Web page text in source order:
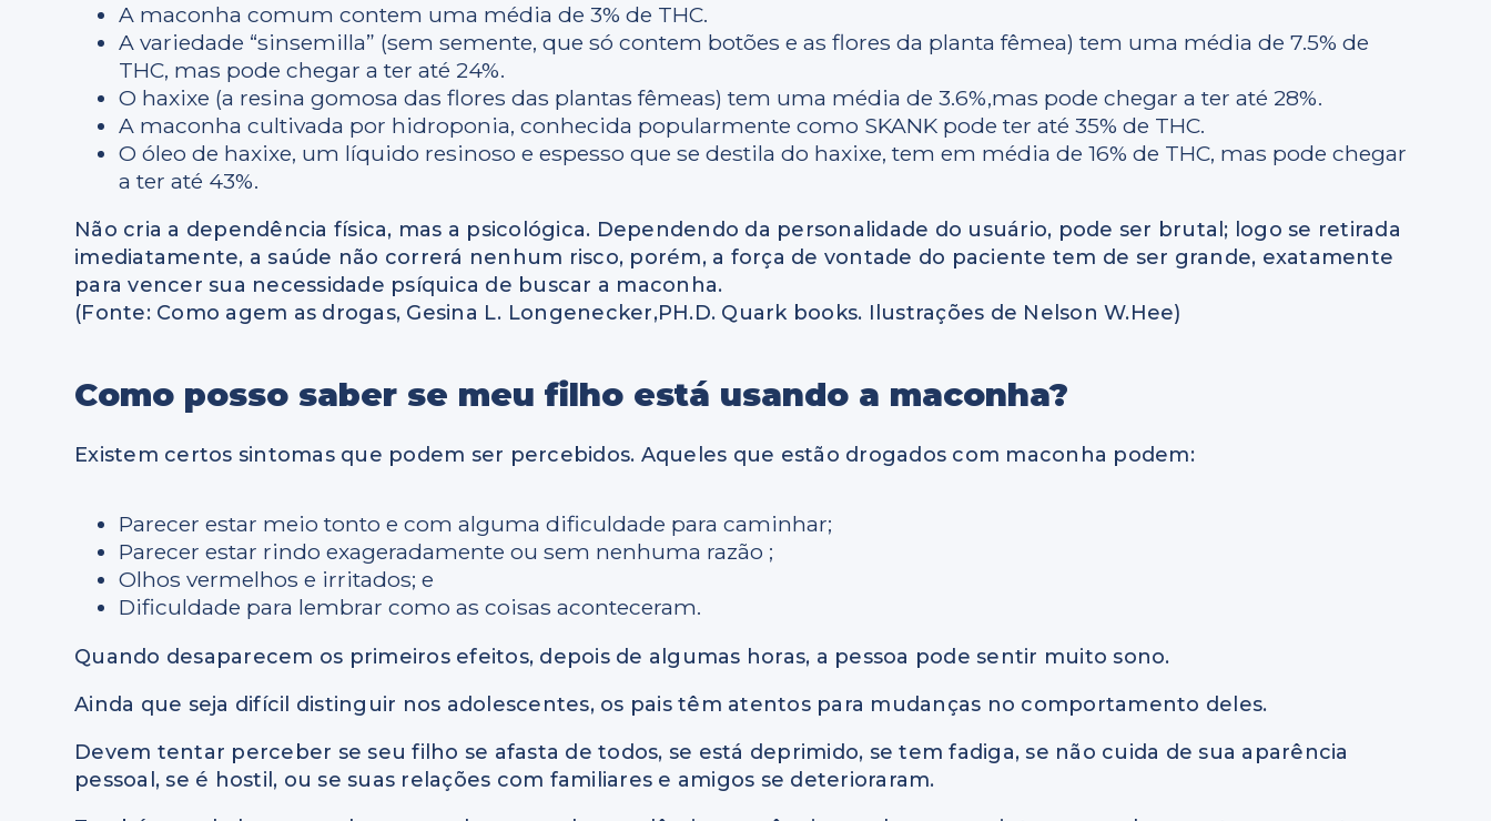
A maconha comum contem uma média de 3% de THC.
A variedade “sinsemilla” (sem semente, que só contem botões e as flores da planta fêmea) tem uma média de 7.5% de
THC, mas pode chegar a ter até 24%.
O haxixe (a resina gomosa das flores das plantas fêmeas) tem uma média de 3.6%,mas pode chegar a ter até 28%.
A maconha cultivada por hidroponia, conhecida popularmente como SKANK pode ter até 35% de THC.
O óleo de haxixe, um líquido resinoso e espesso que se destila do haxixe, tem em média de 16% de THC, mas pode chegar
a ter até 43%.
Não cria a dependência física, mas a psicológica. Dependendo da personalidade do usuário, pode ser brutal; logo se retirada
imediatamente, a saúde não correrá nenhum risco, porém, a força de vontade do paciente tem de ser grande, exatamente
para vencer sua necessidade psíquica de buscar a maconha.
(Fonte: Como agem as drogas, Gesina L. Longenecker,PH.D. Quark books. Ilustrações de Nelson W.Hee)
Como posso saber se meu filho está usando a maconha?
Existem certos sintomas que podem ser percebidos. Aqueles que estão drogados com maconha podem:
Parecer estar meio tonto e com alguma dificuldade para caminhar;
Parecer estar rindo exageradamente ou sem nenhuma razão ;
Olhos vermelhos e irritados; e
Dificuldade para lembrar como as coisas aconteceram.
Quando desaparecem os primeiros efeitos, depois de algumas horas, a pessoa pode sentir muito sono.
Ainda que seja difícil distinguir nos adolescentes, os pais têm atentos para mudanças no comportamento deles.
Devem tentar perceber se seu filho se afasta de todos, se está deprimido, se tem fadiga, se não cuida de sua aparência
pessoal, se é hostil, ou se suas relações com familiares e amigos se deterioraram.